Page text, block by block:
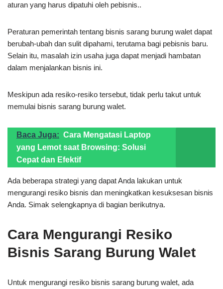
aturan yang harus dipatuhi oleh pebisnis..
Peraturan pemerintah tentang bisnis sarang burung walet dapat
berubah-ubah dan sulit dipahami, terutama bagi pebisnis baru.
Selain itu, masalah izin usaha juga dapat menjadi hambatan
dalam menjalankan bisnis ini.
Meskipun ada resiko-resiko tersebut, tidak perlu takut untuk
memulai bisnis sarang burung walet.
Baca Juga: Cara Mengatasi Laptop
yang Lemot saat Browsing: Solusi
Cepat dan Efektif
Ada beberapa strategi yang dapat Anda lakukan untuk
mengurangi resiko bisnis dan meningkatkan kesuksesan bisnis
Anda. Simak selengkapnya di bagian berikutnya.
Cara Mengurangi Resiko
Bisnis Sarang Burung Walet
Untuk mengurangi resiko bisnis sarang burung walet, ada